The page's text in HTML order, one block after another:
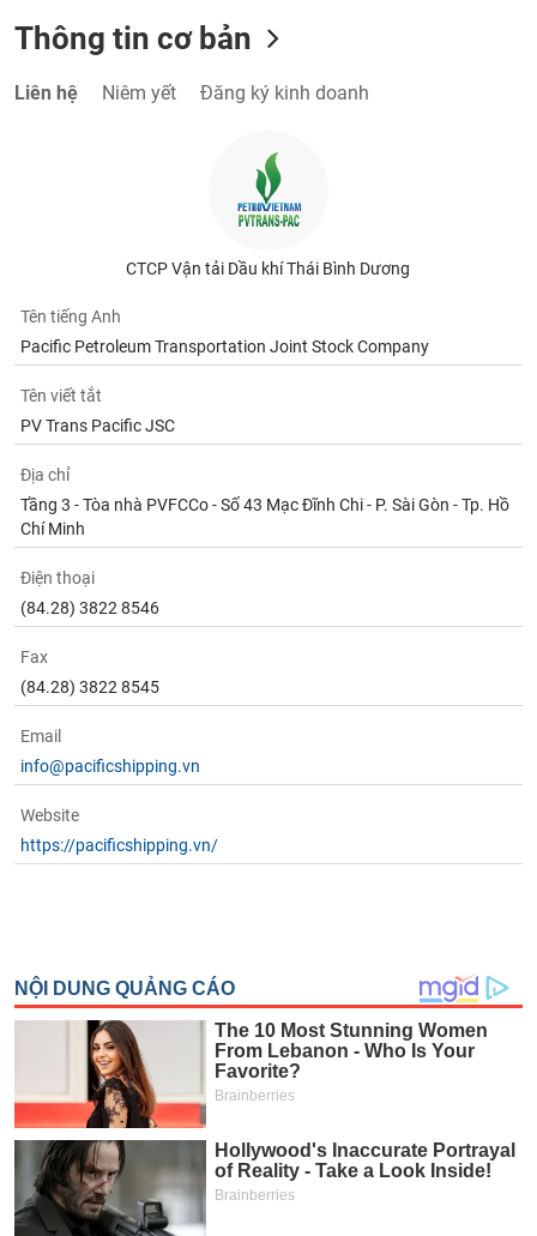
Thông tin cơ bản
Liên hệ Niêm yết Đăng ký kinh doanh
CTCP Vận tải Dầu khí Thái Bình Dương
Tên tiếng Anh
Pacific Petroleum Transportation Joint Stock Company
Tên viết tắt
PV Trans Pacific JSC
Địa chỉ
Tầng 3 - Tòa nhà PVFCCo - Số 43 Mạc Đĩnh Chi - P. Sài Gòn - Tp. Hồ
Chí Minh
Điện thoại
(84.28) 3822 8546
Fax
(84.28) 3822 8545
Email
info@pacificshipping.vn
Website
https://pacificshipping.vn/